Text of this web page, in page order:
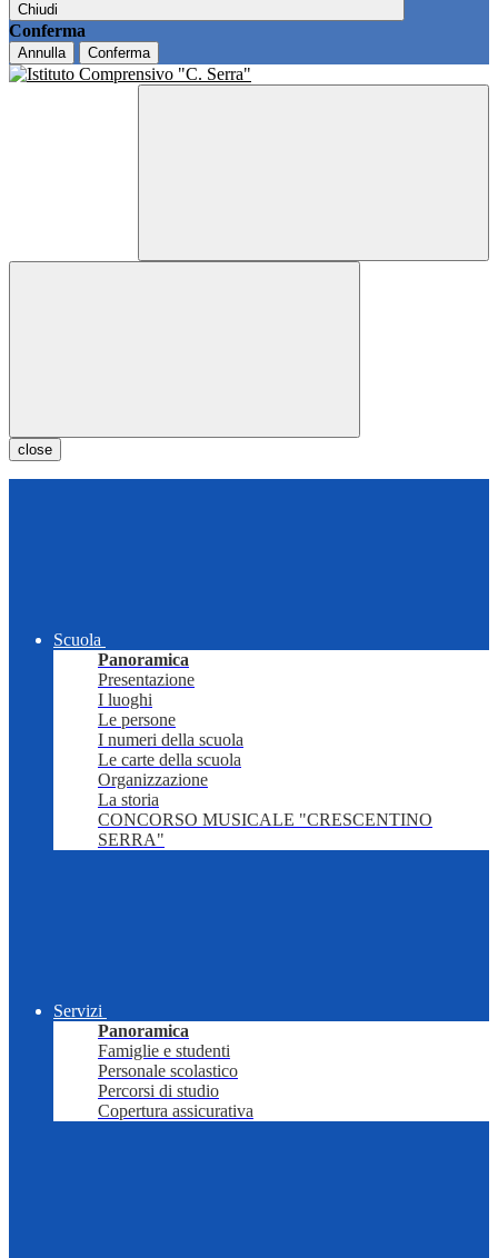
Chiudi
Conferma
Annulla Conferma
close
Scuola
Panoramica
Presentazione
I luoghi
Le persone
I numeri della scuola
Le carte della scuola
Organizzazione
La storia
CONCORSO MUSICALE "CRESCENTINO
SERRA"
Servizi
Panoramica
Famiglie e studenti
Personale scolastico
Percorsi di studio
Copertura assicurativa